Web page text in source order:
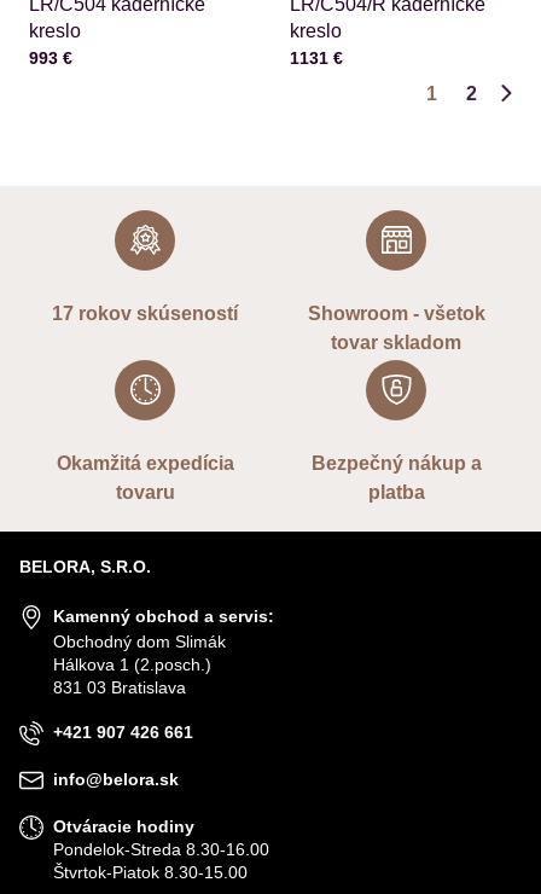
kreslo
Cena s DPH
993 €
kreslo
Cena s DPH
1131 €
1
2
17 rokov skúseností
Showroom - všetok
tovar skladom
Okamžitá expedícia
tovaru
Bezpečný nákup a
platba
BELORA, S.R.O.
Kamenný obchod a servis:
Obchodný dom Slimák
Hálkova 1 (2.posch.)
831 03 Bratislava
+421 907 426 661
info@belora.sk
Otváracie hodiny
Pondelok-Streda 8.30-16.00
Štvrtok-Piatok 8.30-15.00